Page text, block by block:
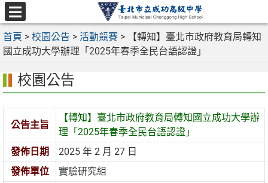
跳
至
主
要
區
選
單
首頁 > 校園公告 > 活動競賽 >
【轉知】臺北市政府教育局轉知
國立成功大學辦理「2025年春季全民台語認證」
校園公告
公告主旨
【轉知】臺北市政府教育局轉知國立成功大學辦
理「2025年春季全民台語認證」
發佈日期
2025 年 2 月 27 日
發佈單位
實驗研究組